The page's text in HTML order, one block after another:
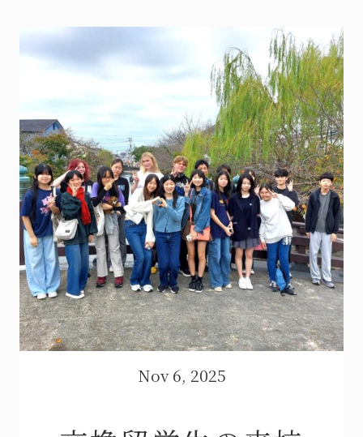
Nov 6, 2025